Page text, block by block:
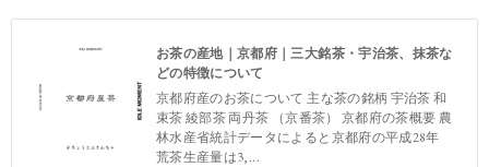
お茶の産地｜京都府｜三大銘茶・宇治茶、抹茶な
どの特徴について
京都府産のお茶について 主な茶の銘柄 宇治茶 和
束茶 綾部茶 両丹茶 （京番茶） 京都府の茶概要 農
林水産省統計データによると京都府の平成28年
荒茶生産量は3,...